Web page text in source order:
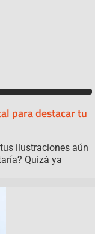
para destacar tu
ilustraciones aún
Quizá ya